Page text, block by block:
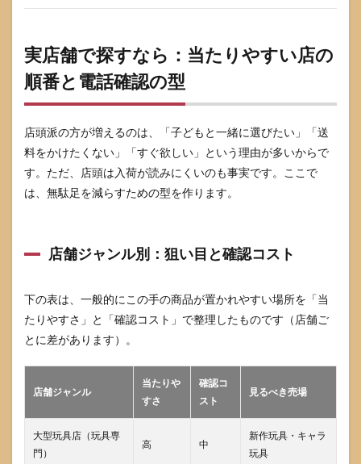
実店舗で探すなら：当たりやすい店の
順番と電話確認の型
店頭派の方が増えるのは、「子どもと一緒に選びたい」「送
料をかけたくない」「すぐ欲しい」という理由が多いからで
す。ただ、店頭は入荷が読みにくいのも事実です。ここで
は、無駄足を減らすための型を作ります。
店舗ジャンル別：狙い目と確認コスト
下の表は、一般的にこの手の商品が置かれやすい場所を「当
たりやすさ」と「確認コスト」で整理したものです（店舗ご
とに差があります）。
店舗ジャンル
当たりや
すさ
確認コ
スト
見るべき売場
大型玩具店（玩具専
門）
高 中
新作玩具・キャラ
玩具